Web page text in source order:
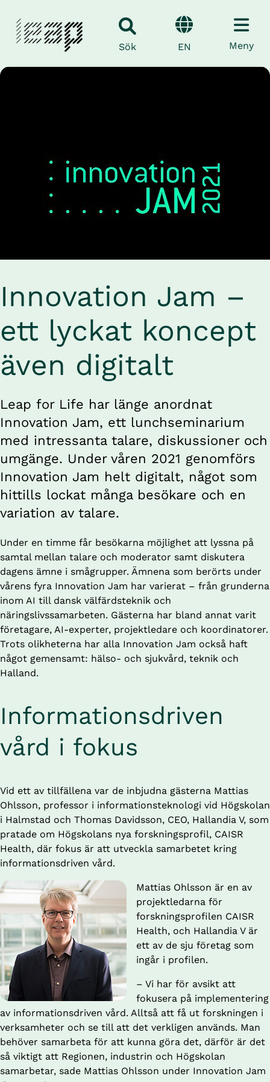
Sök EN Meny
Innovation Jam –
ett lyckat koncept
även digitalt
Leap for Life har länge anordnat
Innovation Jam, ett lunchseminarium
med intressanta talare, diskussioner och
umgänge. Under våren 2021 genomförs
Innovation Jam helt digitalt, något som
hittills lockat många besökare och en
variation av talare.
Under en timme får besökarna möjlighet att lyssna på
samtal mellan talare och moderator samt diskutera
dagens ämne i smågrupper. Ämnena som berörts under
vårens fyra Innovation Jam har varierat – från grunderna
inom AI till dansk välfärdsteknik och
näringslivssamarbeten. Gästerna har bland annat varit
företagare, AI-experter, projektledare och koordinatorer.
Trots olikheterna har alla Innovation Jam också haft
något gemensamt: hälso- och sjukvård, teknik och
Halland.
Informationsdriven
vård i fokus
Vid ett av tillfällena var de inbjudna gästerna Mattias
Ohlsson, professor i informationsteknologi vid Högskolan
i Halmstad och Thomas Davidsson, CEO, Hallandia V, som
pratade om Högskolans nya forskningsprofil, CAISR
Health, där fokus är att utveckla samarbetet kring
informationsdriven vård.
Mattias Ohlsson är en av
projektledarna för
forskningsprofilen CAISR
Health, och Hallandia V är
ett av de sju företag som
ingår i profilen.
– Vi har för avsikt att
fokusera på implementering
av informationsdriven vård. Alltså att få ut forskningen i
verksamheter och se till att det verkligen används. Man
behöver samarbeta för att kunna göra det, därför är det
så viktigt att Regionen, industrin och Högskolan
samarbetar, sade Mattias Ohlsson under Innovation Jam